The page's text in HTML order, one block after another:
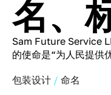
名、
Sam Future Service
的使命是“为人民提供
包装设计 命名